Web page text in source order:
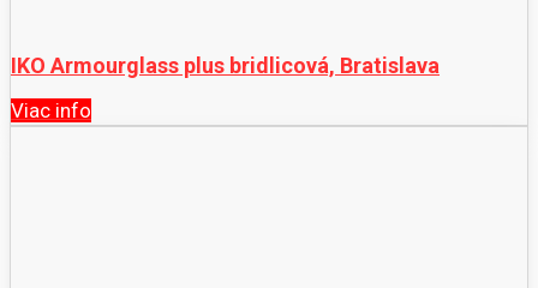
IKO Armourglass plus bridlicová, Bratislava
Viac info